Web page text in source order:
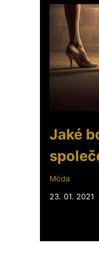
Jaké
Móda
23. 01. 2021